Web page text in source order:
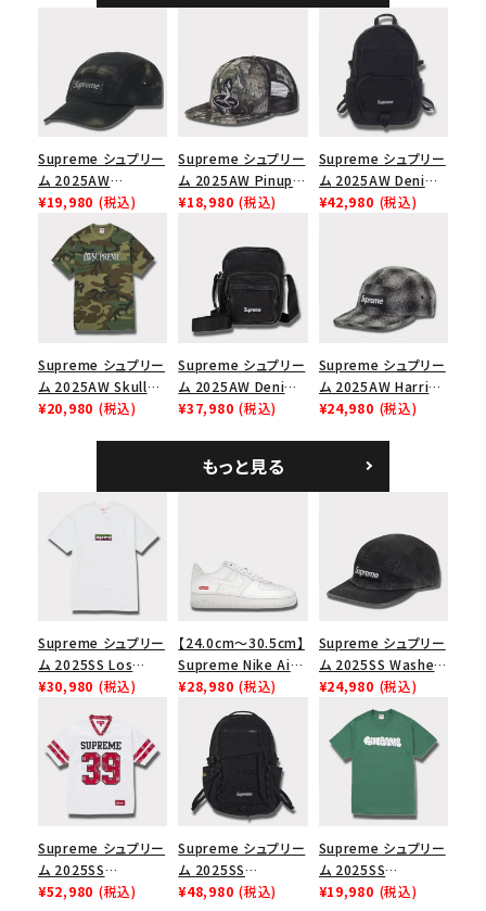
ャップ ブラック
Supreme シュプリー
ム 2025AW
Overdyed Camp
Cap オーバーダイド
キャンプキャップ ブ
ラック
¥19,980 (税込)
Supreme シュプリー
ム 2025AW Pinup
Mesh Back 5-Panel
ュバック 5パネルキャ
ップ トゥルーティン
バーHTC フォールカ
¥18,980 (税込)
Supreme シュプリー
ム 2025AW Denim
Backpack デニム バ
¥42,980 (税込)
Supreme シュプリー
ム 2025AW Skull
Tee スカル Tシャ
¥20,980 (税込)
Supreme シュプリー
ム 2025AW Denim
Shoulder Bag デニ
¥37,980 (税込)
Supreme シュプリー
ム 2025AW Harris
Tweed Camp Cap
¥24,980 (税込)
もっと見る
Supreme シュプリー
ム 2025SS Los
Angeles Fire Relief
イヤーリリーフボック
スロゴTシャツ ホワ
イト 白
¥30,980 (税込)
【24.0cm～30.5cm】
Supreme Nike Air
Force 1 Low シュプ
リーム ナイキエアフォ
ース１スニーカー シ
ューズ ホワイト
¥28,980 (税込)
Supreme シュプリー
ム 2025SS Washed
Chino Twill Camp
Cap ウォッシュチノツ
イルキャンプキャップ
ブラック 黒
¥24,980 (税込)
Supreme シュプリー
ム 2025SS
Bandana Football
¥52,980 (税込)
Supreme シュプリー
ム 2025SS
Backpack バックパッ
¥48,980 (税込)
Supreme シュプリー
ム 2025SS
Homerun Tee ホー
¥19,980 (税込)